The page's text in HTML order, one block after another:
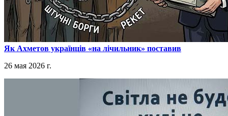
​Як Ахметов українців «на лічильник» поставив
26 мая 2026 г.